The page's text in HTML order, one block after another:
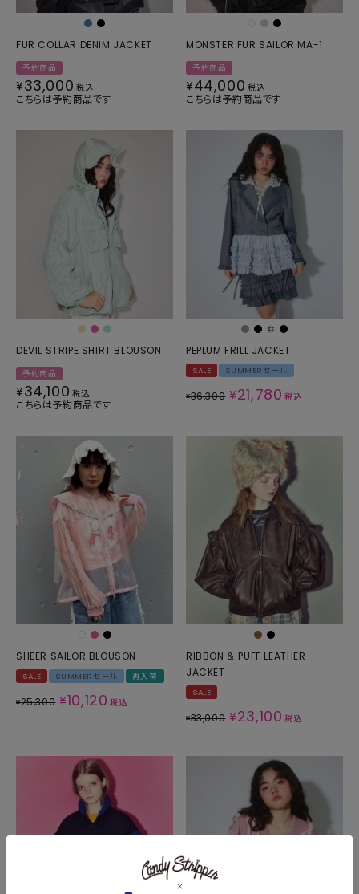
FUR COLLAR DENIM JACKET
予約商品
¥33,000 税込
こちらは予約商品です
MONSTER FUR SAILOR MA-1
予約商品
¥44,000 税込
こちらは予約商品です
DEVIL STRIPE SHIRT BLOUSON
予約商品
¥34,100 税込
こちらは予約商品です
PEPLUM FRILL JACKET
SALE SUMMERセール
¥36,300 ¥21,780 税込
SHEER SAILOR BLOUSON
SALE SUMMERセール 再入荷
¥25,300 ¥10,120 税込
RIBBON ＆ PUFF LEATHER
JACKET
SALE
¥33,000 ¥23,100 税込